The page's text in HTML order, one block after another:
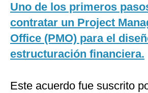
Uno de los primeros
contratar un Project
Office (PMO) para el
estructuración financiera.
Este acuerdo fue suscrito